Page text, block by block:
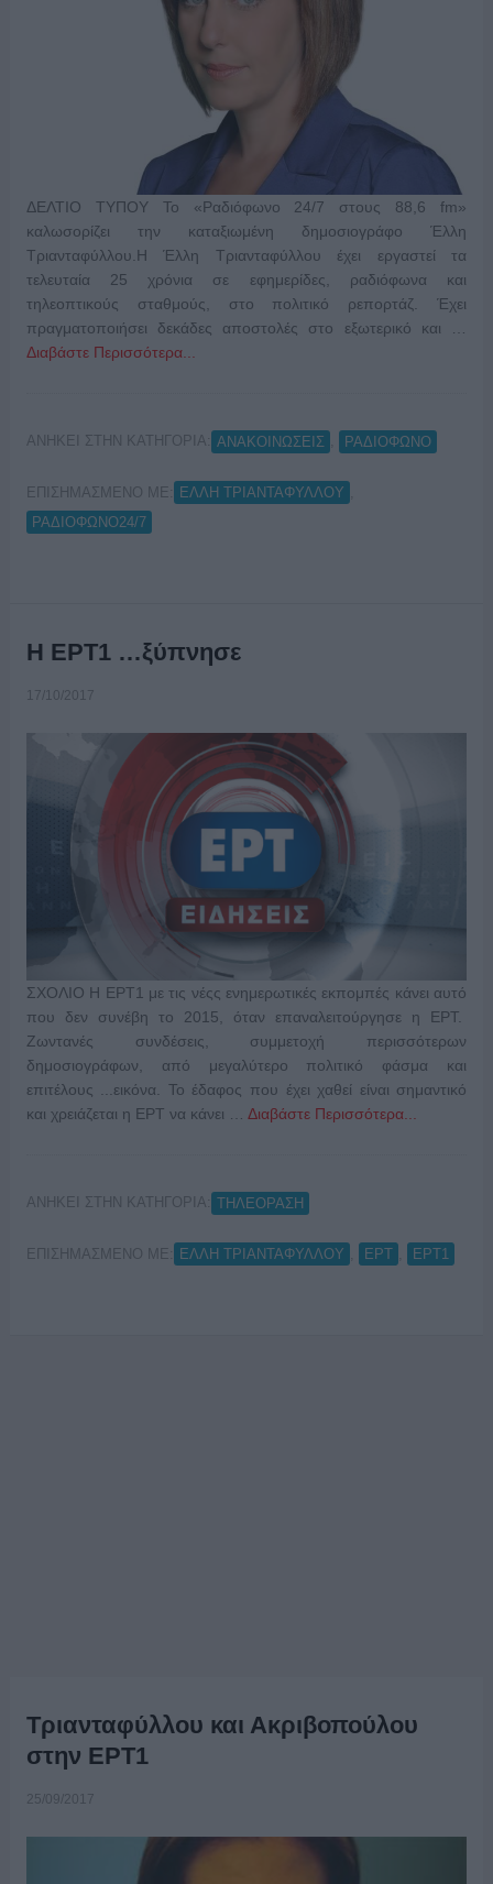
ΔΕΛΤΙΟ ΤΥΠΟΥ Το «Ραδιόφωνο 24/7 στους 88,6 fm»
καλωσορίζει την καταξιωμένη δημοσιογράφο Έλλη
Τριανταφύλλου.Η Έλλη Τριανταφύλλου έχει εργαστεί τα
τελευταία 25 χρόνια σε εφημερίδες, ραδιόφωνα και
τηλεοπτικούς σταθμούς, στο πολιτικό ρεπορτάζ. Έχει
πραγματοποιήσει δεκάδες αποστολές στο εξωτερικό και …
Διαβάστε Περισσότερα...
ΑΝΗΚΕΙ ΣΤΗΝ ΚΑΤΗΓΟΡΙΑ: ΑΝΑΚΟΙΝΩΣΕΙΣ ΡΑΔΙΟΦΩΝΟ
ΕΠΙΣΗΜΑΣΜΕΝΟ ΜΕ: ΕΛΛΗ ΤΡΙΑΝΤΑΦΥΛΛΟΥ
ΡΑΔΙΟΦΩΝΟ24/7
Η ΕΡΤ1 …ξύπνησε
17/10/2017
ΣΧΟΛΙΟ Η ΕΡΤ1 με τις νέςς ενημερωτικές εκπομπές κάνει αυτό
που δεν συνέβη το 2015, όταν επαναλειτούργησε η ΕΡΤ.
Ζωντανές συνδέσεις, συμμετοχή περισσότερων
δημοσιογράφων, από μεγαλύτερο πολιτικό φάσμα και
επιτέλους ...εικόνα. Το έδαφος που έχει χαθεί είναι σημαντικό
και χρειάζεται η ΕΡΤ να κάνει … Διαβάστε Περισσότερα...
ΑΝΗΚΕΙ ΣΤΗΝ ΚΑΤΗΓΟΡΙΑ: ΤΗΛΕΟΡΑΣΗ
ΕΠΙΣΗΜΑΣΜΕΝΟ ΜΕ: ΕΛΛΗ ΤΡΙΑΝΤΑΦΥΛΛΟΥ ΕΡΤ ΕΡΤ1
Τριανταφύλλου και Ακριβοπούλου
στην ΕΡΤ1
25/09/2017